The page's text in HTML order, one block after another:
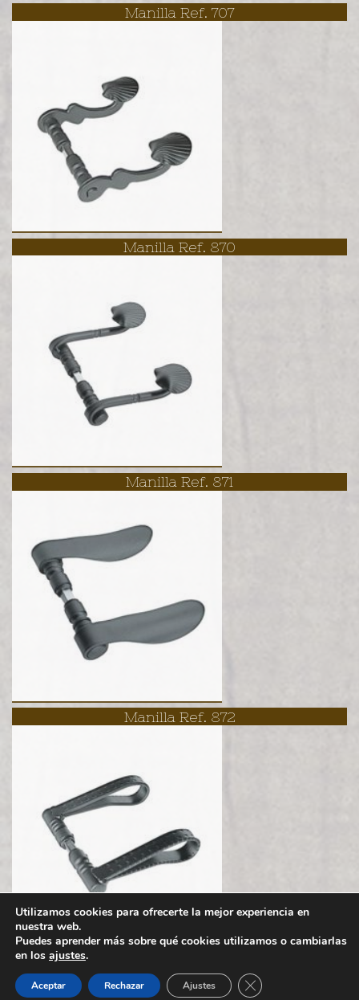
Manilla Ref. 707
Manilla Ref. 870
Manilla Ref. 871
Manilla Ref. 872
Aviso legal
Política de cookies
Utilizamos cookies para ofrecerte la mejor experiencia en
nuestra web.
Puedes aprender más sobre qué cookies utilizamos o cambiarlas
en los ajustes.
Aceptar Rechazar Ajustes Cerrar el banner de